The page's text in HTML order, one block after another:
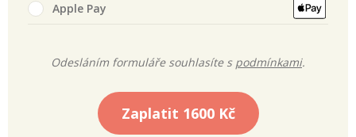
Apple Pay
Odesláním formuláře souhlasíte s podmínkami.
Zaplatit 1600 Kč